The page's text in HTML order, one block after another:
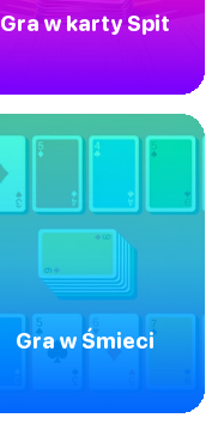
Gra w karty Spit
Gra w Śmieci